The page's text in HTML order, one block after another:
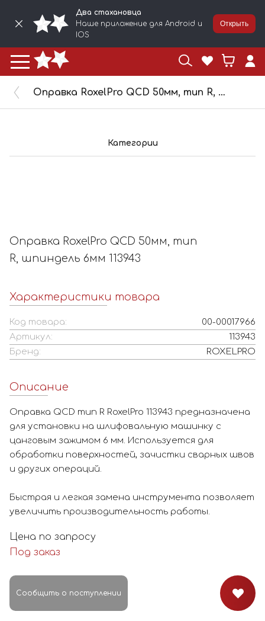
Два стахановца
Наше приложение для Android и
IOS
Открыть
Оправка RoxelPro QCD 50мм, тип R, шпиндель 6мм 113943
Категории
Оправка RoxelPro QCD 50мм, тип
R, шпиндель 6мм 113943
Характеристики товара
Код товара:
00-00017966
Артикул:
113943
Бренд:
ROXELPRO
Описание
Оправка QCD тип R RoxelPro 113943 предназначена
для установки на шлифовальную машинку с
цанговым зажимом 6 мм. Используется для
обработки поверхностей, зачистки сварных швов
и других операций.
Быстрая и легкая замена инструмента позволяет
увеличить производительность работы.
Цена по запросу
Под заказ
Сообщить о поступлении